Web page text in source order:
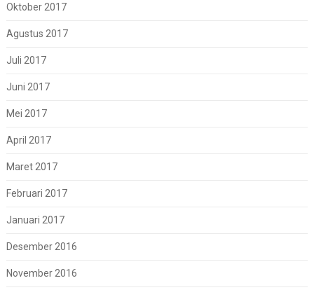
Oktober 2017
Agustus 2017
Juli 2017
Juni 2017
Mei 2017
April 2017
Maret 2017
Februari 2017
Januari 2017
Desember 2016
November 2016